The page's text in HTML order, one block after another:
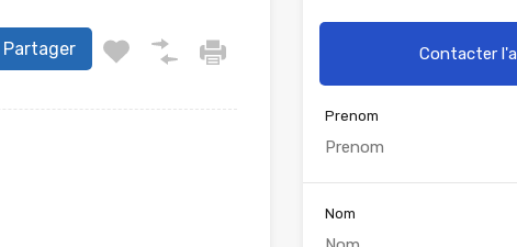
Partager Contacter
Prenom
Nom